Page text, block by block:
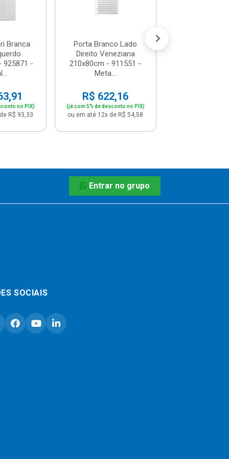
Branca
925871 -
no PIX)
R$ 93,33
Porta Branco Lado
Direito Veneziana
210x80cm - 911551 -
Meta...
R$ 622,16
(já com 5% de desconto no PIX)
ou em até 12x de R$ 54,58
Entrar no grupo
SOCIAIS